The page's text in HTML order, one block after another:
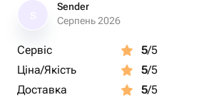
Sender
Серпень 2026
Сервіс 5/5
Ціна/Якість
5/5
Доставка
5/5